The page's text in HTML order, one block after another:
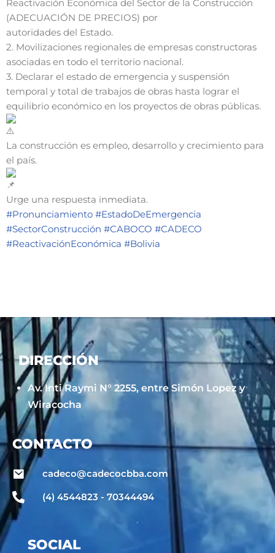
Reactivación Económica del Sector de la Construcción
(ADECUACIÓN DE PRECIOS) por
autoridades del Estado.
2. Movilizaciones regionales de empresas constructoras
asociadas en todo el territorio nacional.
3. Declarar el estado de emergencia y suspensión
temporal y total de trabajos de obras hasta lograr el
equilibrio económico en los proyectos de obras públicas.
La construcción es empleo, desarrollo y crecimiento para
el país.
Urge una respuesta inmediata.
#Pronunciamiento #EstadoDeEmergencia
#SectorConstrucción #CABOCO #CADECO
#ReactivaciónEconómica #Bolivia
DIRECCIÓN
Av. Inti Raymi N° 2255, entre Simón Lopez y
Wiracocha
CONTACTO
cadeco@cadecocbba.com
(4) 4544823 - 70344494
SOCIAL